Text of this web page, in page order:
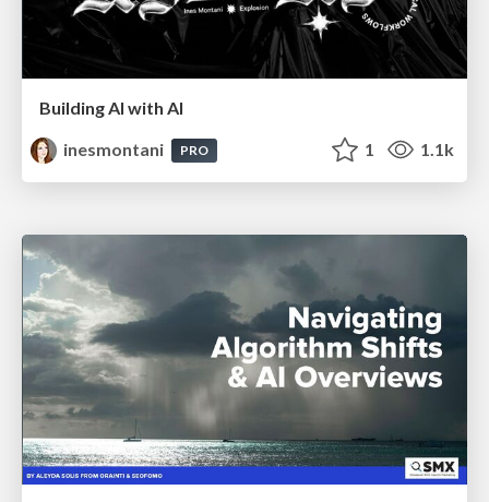
Building AI with AI
inesmontani
PRO 1 1.1k